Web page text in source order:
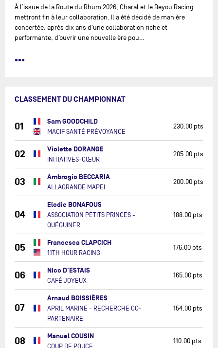
À l’issue de la Route du Rhum 2026, Charal et le Beyou Racing
mettront fin à leur collaboration. Il a été décidé de manière
concertée, après dix ans d’une collaboration riche et
performante, d’ouvrir une nouvelle ère pou…
•••
CLASSEMENT DU CHAMPIONNAT
01 Sam GOODCHILD
MACIF SANTÉ PRÉVOYANCE
230.00 pts
02 Violette DORANGE
INITIATIVES-CŒUR
205.00 pts
03 Ambrogio BECCARIA
ALLAGRANDE MAPEI
200.00 pts
04
Elodie BONAFOUS
ASSOCIATION PETITS PRINCES -
QUÉGUINER
188.00 pts
05 Francesca CLAPCICH
11TH HOUR RACING
176.00 pts
06 Nico D'ESTAIS
CAFÉ JOYEUX
165.00 pts
07
Arnaud BOISSIÈRES
APRIL MARINE - RECHERCHE CO-
PARTENAIRE
154.00 pts
08 Manuel COUSIN
COUP DE POUCE
110.00 pts